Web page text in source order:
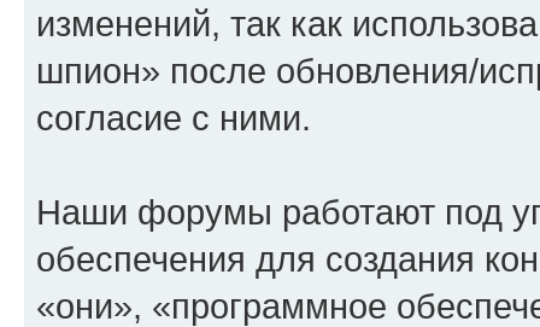
изменений, так как
шпион» после обновления/
согласие с ними.
Наши форумы работают под
обеспечения для создания
«они», «программное